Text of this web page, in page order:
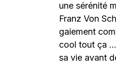
une sérénité
Franz Von
gaiement
cool tout ça
sa vie avant